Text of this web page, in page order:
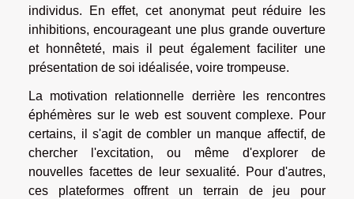
individus. En effet, cet anonymat peut réduire les
inhibitions, encourageant une plus grande ouverture
et honnêteté, mais il peut également faciliter une
présentation de soi idéalisée, voire trompeuse.
La motivation relationnelle derrière les rencontres
éphémères sur le web est souvent complexe. Pour
certains, il s'agit de combler un manque affectif, de
chercher l'excitation, ou même d'explorer de
nouvelles facettes de leur sexualité. Pour d'autres,
ces plateformes offrent un terrain de jeu pour